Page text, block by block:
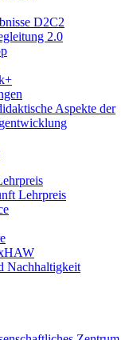
D2C2
2.0
Aspekte der
Lehrpreis
Nachhaltigkeit